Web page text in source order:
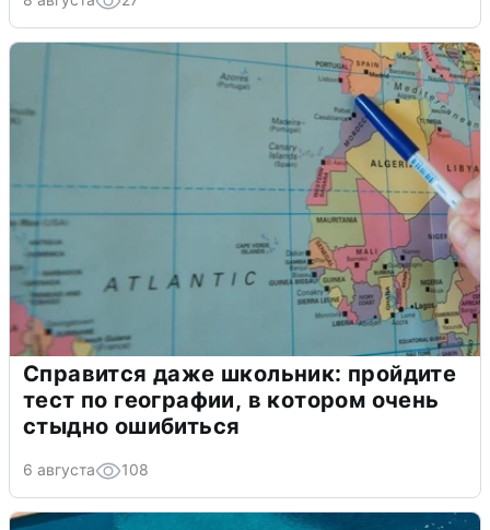
Справится даже школьник: пройдите
тест по географии, в котором очень
стыдно ошибиться
6 августа 108